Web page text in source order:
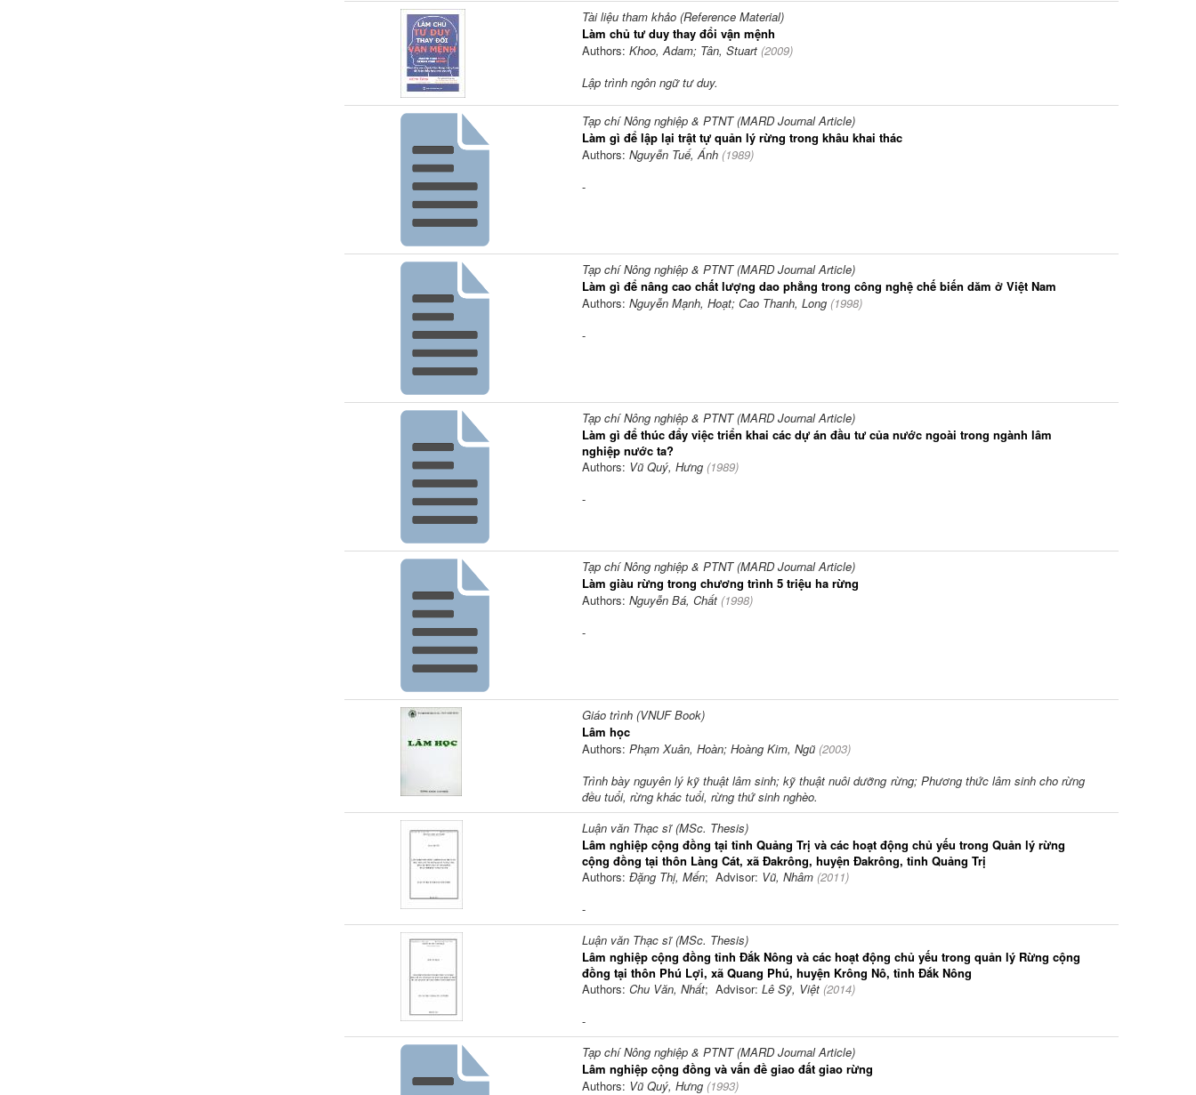
Tài liệu tham khảo (Reference Material)
Làm chủ tư duy thay đổi vận mệnh
Authors: Khoo, Adam; Tân, Stuart(2009)
Lập trình ngôn ngữ tư duy.
Tạp chí Nông nghiệp & PTNT (MARD Journal Article)
Làm gì để lập lại trật tự quản lý rừng trong khâu khai thác
Authors: Nguyễn Tuế, Ánh(1989)
-
Tạp chí Nông nghiệp & PTNT (MARD Journal Article)
Làm gì để nâng cao chất lượng dao phẳng trong công nghệ chế biến dăm ở Việt Nam
Authors: Nguyễn Mạnh, Hoạt; Cao Thanh, Long(1998)
-
Tạp chí Nông nghiệp & PTNT (MARD Journal Article)
Làm gì để thúc đẩy việc triển khai các dự án đầu tư của nước ngoài trong ngành lâm
nghiệp nước ta?
Authors: Vũ Quý, Hưng(1989)
-
Tạp chí Nông nghiệp & PTNT (MARD Journal Article)
Làm giàu rừng trong chương trình 5 triệu ha rừng
Authors: Nguyễn Bá, Chất(1998)
-
Giáo trình (VNUF Book)
Lâm học
Authors: Phạm Xuân, Hoàn; Hoàng Kim, Ngũ(2003)
Trình bày nguyên lý kỹ thuật lâm sinh; kỹ thuật nuôi dưỡng rừng; Phương thức lâm sinh cho rừng
đều tuổi, rừng khác tuổi, rừng thứ sinh nghèo.
Luận văn Thạc sĩ (MSc. Thesis)
Lâm nghiệp cộng đồng tại tỉnh Quảng Trị và các hoạt động chủ yếu trong Quản lý rừng
cộng đồng tại thôn Làng Cát, xã Đakrông, huyện Đakrông, tỉnh Quảng Trị
Authors: Đặng Thị, Mến; Advisor: Vũ, Nhâm(2011)
-
Luận văn Thạc sĩ (MSc. Thesis)
Lâm nghiệp cộng đồng tỉnh Đắk Nông và các hoạt động chủ yếu trong quản lý Rừng cộng
đồng tại thôn Phú Lợi, xã Quang Phú, huyện Krông Nô, tỉnh Đắk Nông
Authors: Chu Văn, Nhất; Advisor: Lê Sỹ, Việt(2014)
-
Tạp chí Nông nghiệp & PTNT (MARD Journal Article)
Lâm nghiệp cộng đồng và vấn đề giao đất giao rừng
Authors: Vũ Quý, Hưng(1993)